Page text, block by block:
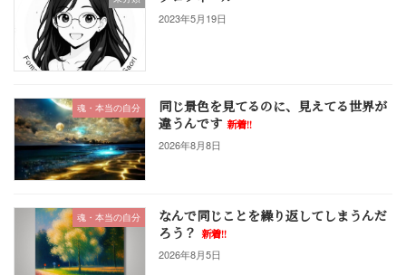
ジ
送
り
2023年5月19日
魂・本当の自分
同じ景色を見てるのに、見えてる世界が
違うんです 新着!!
2026年8月8日
魂・本当の自分
なんで同じことを繰り返してしまうんだ
ろう？ 新着!!
2026年8月5日